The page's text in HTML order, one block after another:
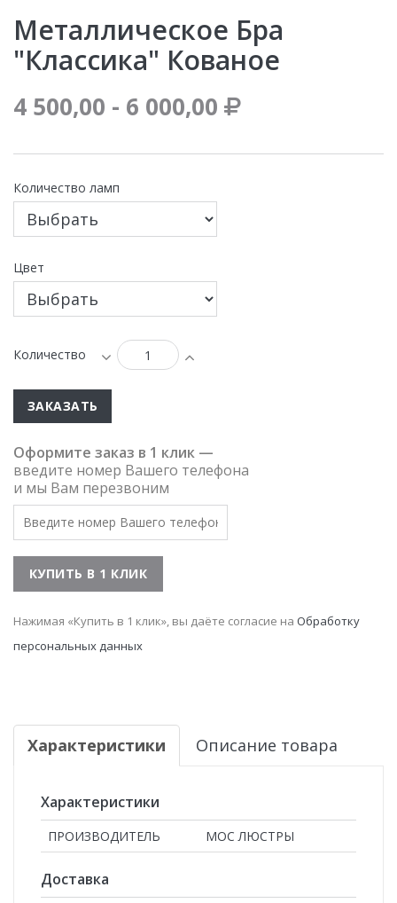
Металлическое Бра
"Классика" Кованое
4 500,00 - 6 000,00
Количество ламп
Цвет
Количество
ЗАКАЗАТЬ
Оформите заказ в 1 клик —
введите номер Вашего телефона
и мы Вам перезвоним
Нажимая «Купить в 1 клик», вы даёте согласие на Обработку
персональных данных
Характеристики Описание товара
Характеристики
ПРОИЗВОДИТЕЛЬ МОС ЛЮСТРЫ
Доставка